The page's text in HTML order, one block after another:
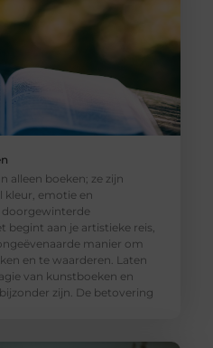
alleen boeken; ze zijn
kleur, emotie en
doorgewinterde
begint aan je artistieke reis,
manier om
en te waarderen. Laten
van kunstboeken en
zijn. De betovering